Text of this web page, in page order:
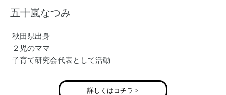
五十嵐なつみ
秋田県出身
２児のママ
子育て研究会代表として活動
詳しくはコチラ >